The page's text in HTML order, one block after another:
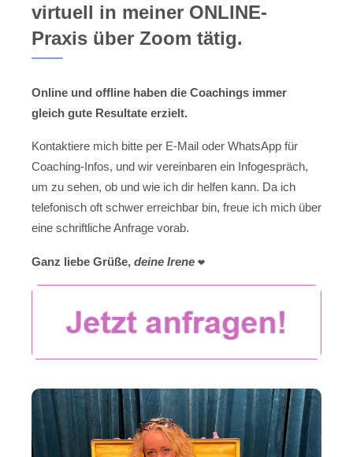
virtuell in meiner ONLINE-
Praxis über Zoom tätig.
Online und offline haben die Coachings immer
gleich gute Resultate erzielt.
Kontaktiere mich bitte per E-Mail oder WhatsApp für
Coaching-Infos, und wir vereinbaren ein Infogespräch,
um zu sehen, ob und wie ich dir helfen kann. Da ich
telefonisch oft schwer erreichbar bin, freue ich mich über
eine schriftliche Anfrage vorab.
Ganz liebe Grüße, deine Irene ❤️